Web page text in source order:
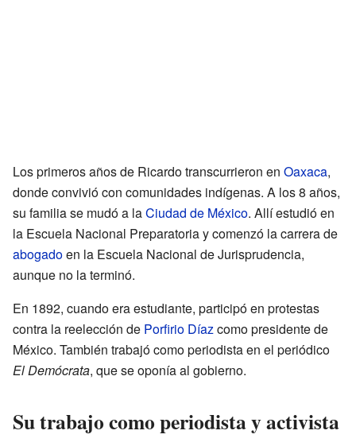
Los primeros años de Ricardo transcurrieron en Oaxaca,
donde convivió con comunidades indígenas. A los 8 años,
su familia se mudó a laCiudad de México. Allí estudió en
la Escuela Nacional Preparatoria y comenzó la carrera de
abogadoen la Escuela Nacional de Jurisprudencia,
aunque no la terminó.
En 1892, cuando era estudiante, participó en protestas
contra la reelección de Porfirio Díazcomo presidente de
México. También trabajó como periodista en el periódico
El Demócrata, que se oponía al gobierno.
Su trabajo como periodista y activista